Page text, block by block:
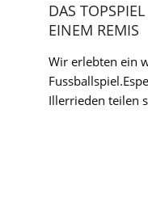
DAS
EINEM REMIS
Wir erlebten ein
Illerrieden teilen